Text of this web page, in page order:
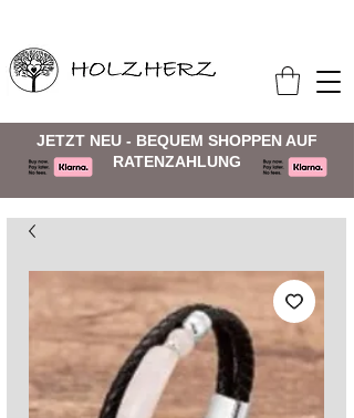
JETZT NEU - BEQUEM SHOPPEN AUF
RATENZAHLUNG